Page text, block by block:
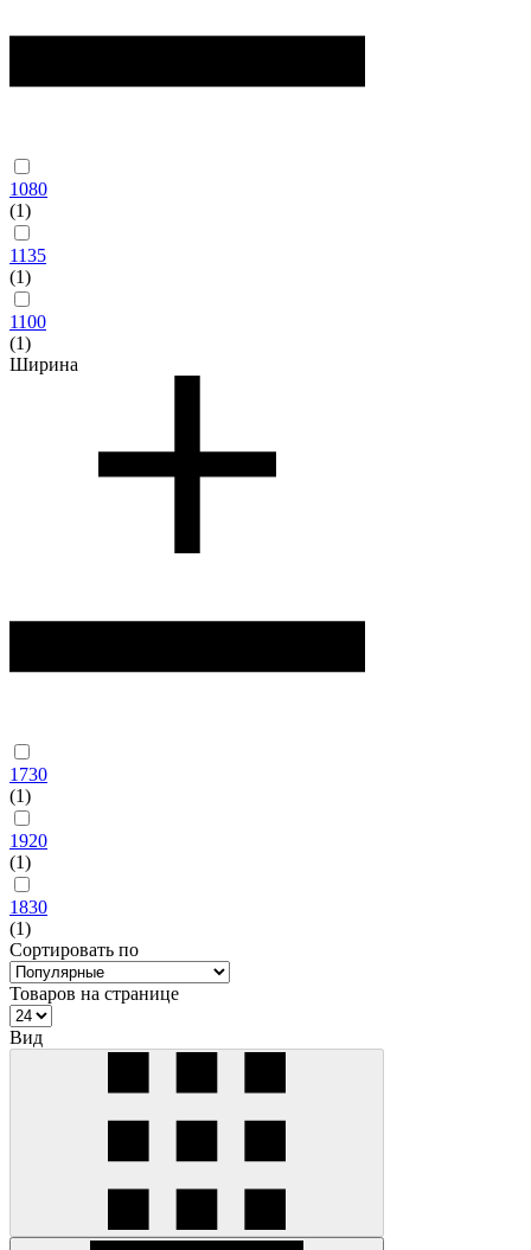
1080
(1)
1135
(1)
1100
(1)
Ширина
1730
(1)
1920
(1)
1830
(1)
Сортировать по
Товаров на странице
Вид